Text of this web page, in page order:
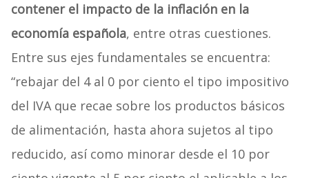
contener el impacto de la inflación en la
economía española, entre otras cuestiones.
Entre sus ejes fundamentales se encuentra:
“rebajar del 4 al 0 por ciento el tipo impositivo
del IVA que recae sobre los productos básicos
de alimentación, hasta ahora sujetos al tipo
reducido, así como minorar desde el 10 por